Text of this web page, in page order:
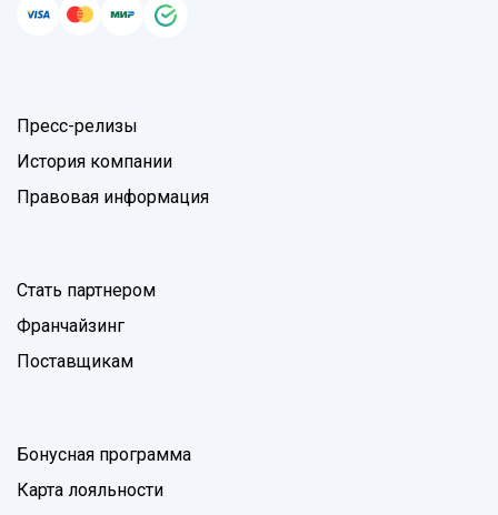
Пресс-релизы
История компании
Правовая информация
Стать партнером
Франчайзинг
Поставщикам
Бонусная программа
Карта лояльности